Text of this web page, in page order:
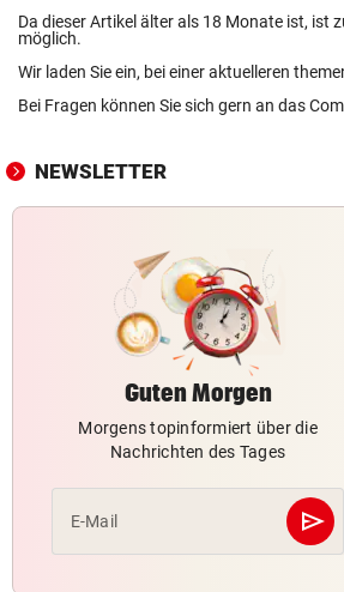
Da dieser Artikel älter als 18 Monate ist, ist
möglich.
Wir laden Sie ein, bei einer aktuelleren
Bei Fragen können Sie sich gern an das
NEWSLETTER
Guten Morgen
Morgens topinformiert über die
Nachrichten des Tages
E-Mail send